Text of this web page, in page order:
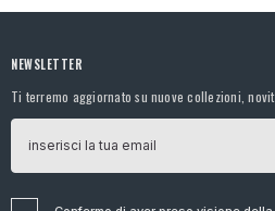
NEWSLETTER
Ti terremo aggiornato su nuove collezioni,